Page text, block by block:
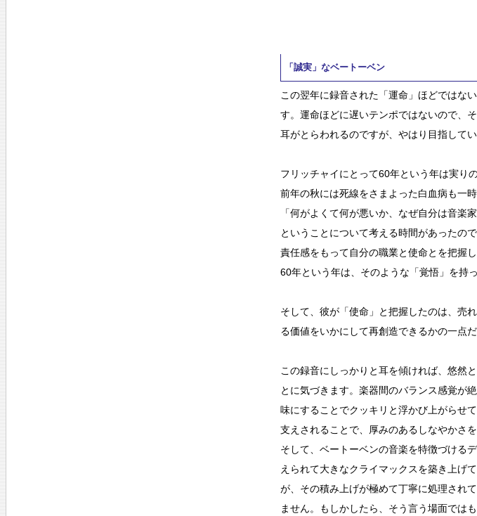
「誠実」なベートーベン
この翌年に録音された「運命」ほどではな
す。運命ほどに遅いテンポではないので、
耳がとらわれるのですが、やはり目指して
フリッチャイにとって60年という年は実り
前年の秋には死線をさまよった白血病も一
「何がよくて何が悪いか、なぜ自分は音楽
ということについて考える時間があったの
責任感をもって自分の職業と使命とを把握
60年という年は、そのような「覚悟」を持
そして、彼が「使命」と把握したのは、売
る価値をいかにして再創造できるかの一点
この録音にしっかりと耳を傾ければ、悠然
とに気づきます。楽器間のバランス感覚が
味にすることでクッキリと浮かび上がらせ
支えされることで、厚みのあるしなやかさ
そして、ベートーベンの音楽を特徴づける
えられて大きなクライマックスを築き上げ
が、その積み上げが極めて丁寧に処理され
ません。もしかしたら、そう言う場面では